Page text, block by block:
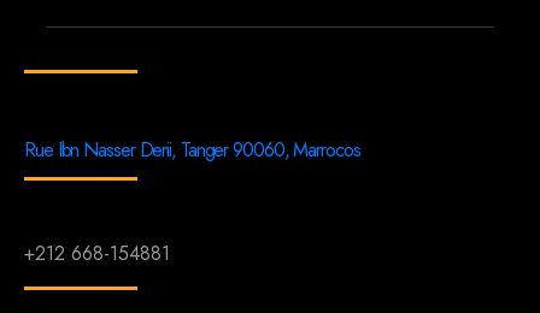
Rue Ibn Nasser Derii, Tanger 90060, Marrocos
+212 668-154881